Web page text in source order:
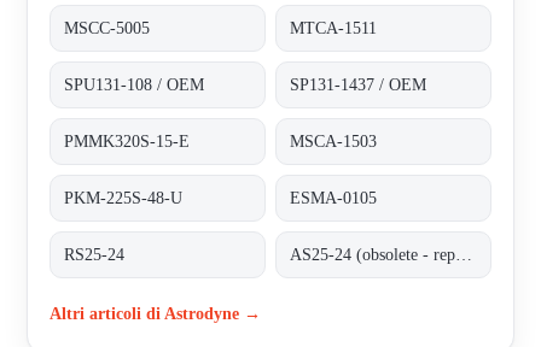
MSCC-5005 MTCA-1511
SPU131-108 / OEM SP131-1437 / OEM
PMMK320S-15-E MSCA-1503
PKM-225S-48-U ESMA-0105
RS25-24
Altri articoli di Astrodyne →